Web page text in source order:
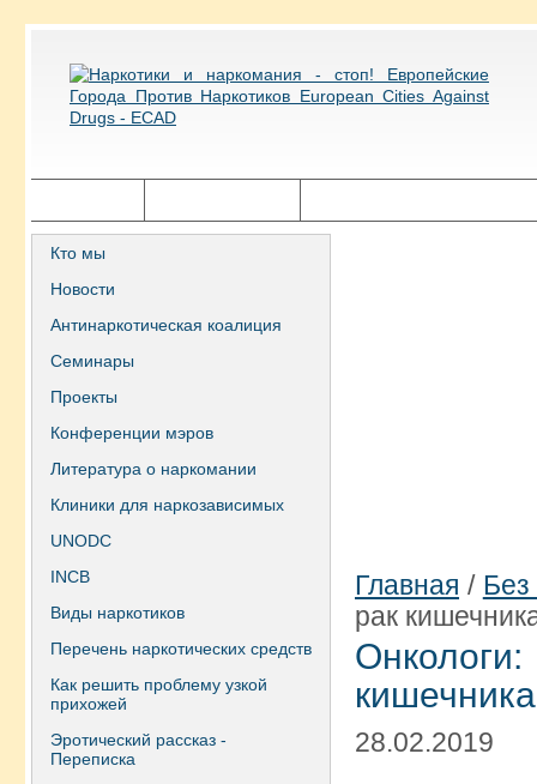
Кто мы
Новости
Антинаркотическая коалиция
Семинары
Проекты
Конференции мэров
Литература о наркомании
Клиники для наркозависимых
UNODC
INCB
Виды наркотиков
Перечень наркотических средств
Как решить проблему узкой
прихожей
Эротический рассказ -
Переписка
Главная / Без
рак
28.02.2019